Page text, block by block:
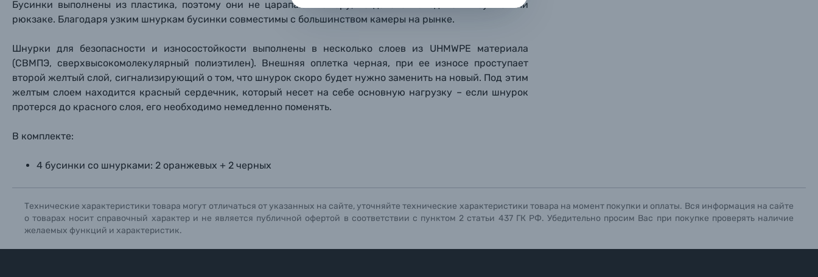
Прикрепить файл
Отправить вопрос
Прикрепить файл
Отправить вопрос
Фотоальбомы
Книги о фотографии, альбомы известных фотографов
Бусинки выполнены из пластика, поэтому они не царапают камеру, когда она находится в сумке или
рюкзаке. Благодаря узким шнуркам бусинки совместимы с большинством камеры на рынке.
Шнурки для безопасности и износостойкости выполнены в несколько слоев из UHMWPE материала
(СВМПЭ, сверхвысокомолекулярный полиэтилен). Внешняя оплетка черная, при ее износе проступает
второй желтый слой, сигнализирующий о том, что шнурок скоро будет нужно заменить на новый. Под этим
желтым слоем находится красный сердечник, который несет на себе основную нагрузку – если шнурок
протерся до красного слоя, его необходимо немедленно поменять.
В комплекте:
4 бусинки со шнурками: 2 оранжевых + 2 черных
Технические характеристики товара могут отличаться от указанных на сайте, уточняйте технические характеристики товара на момент покупки и оплаты. Вся информация на сайте
о товарах носит справочный характер и не является публичной офертой в соответствии с пунктом 2 статьи 437 ГК РФ. Убедительно просим Вас при покупке проверять наличие
желаемых функций и характеристик.
Прикрепить файл
Отправить вопрос